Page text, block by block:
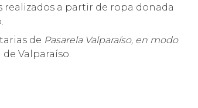
de Pasarela Valparaíso, en modo
Valparaíso.